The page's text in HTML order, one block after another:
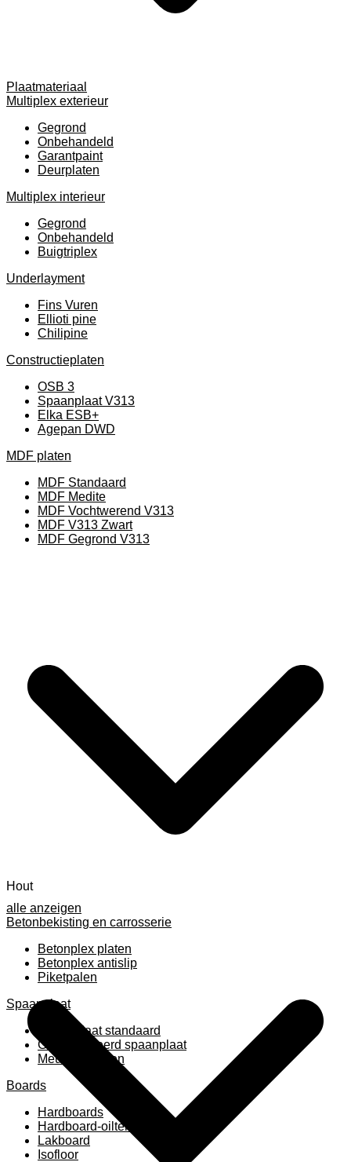
Plaatmateriaal
Multiplex exterieur
Gegrond
Onbehandeld
Garantpaint
Deurplaten
Multiplex interieur
Gegrond
Onbehandeld
Buigtriplex
Underlayment
Fins Vuren
Ellioti pine
Chilipine
Constructieplaten
OSB 3
Spaanplaat V313
Elka ESB+
Agepan DWD
MDF platen
MDF Standaard
MDF Medite
MDF Vochtwerend V313
MDF V313 Zwart
MDF Gegrond V313
alle anzeigen
Betonbekisting en carrosserie
Betonplex platen
Betonplex antislip
Piketpalen
Spaanplaat
Spaanplaat standaard
Geplastificeerd spaanplaat
Meubelpanelen
Boards
Hardboards
Hardboard-oiltemperated
Lakboard
Isofloor
Hout